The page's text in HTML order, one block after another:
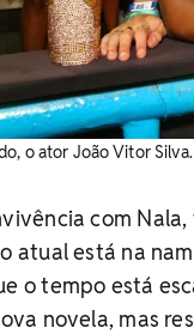
o ator João Vitor
com
atual está na
o tempo está
novela, mas